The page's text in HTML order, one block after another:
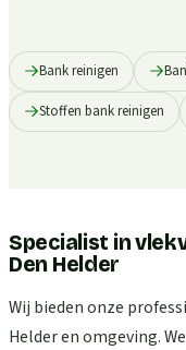
Bank reinigen
Stoffen bank reinigen
Specialist in
Den Helder
Wij bieden onze
Helder en omgeving.